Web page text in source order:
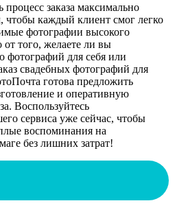
процесс заказа максимально
каждый клиент смог легко
фотографии высокого
от того, желаете ли вы
фотографий для себя или
свадебных фотографий для
готова предложить
и оперативную
Воспользуйтесь
сервиса уже сейчас, чтобы
воспоминания на
без лишних затрат!